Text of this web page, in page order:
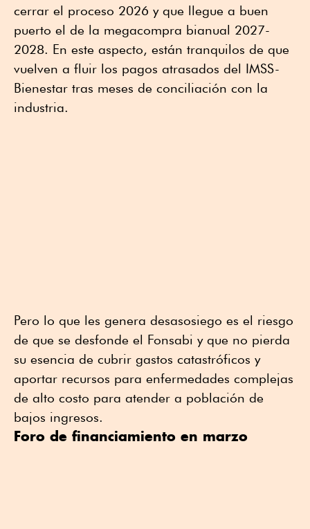
cerrar el proceso 2026 y que llegue a buen
puerto el de la megacompra bianual 2027-
2028. En este aspecto, están tranquilos de que
vuelven a fluir los pagos atrasados del IMSS-
Bienestar tras meses de conciliación con la
industria.
Pero lo que les genera desasosiego es el riesgo
de que se desfonde el Fonsabi y que no pierda
su esencia de cubrir gastos catastróficos y
aportar recursos para enfermedades complejas
de alto costo para atender a población de
bajos ingresos.
Foro de financiamiento en marzo